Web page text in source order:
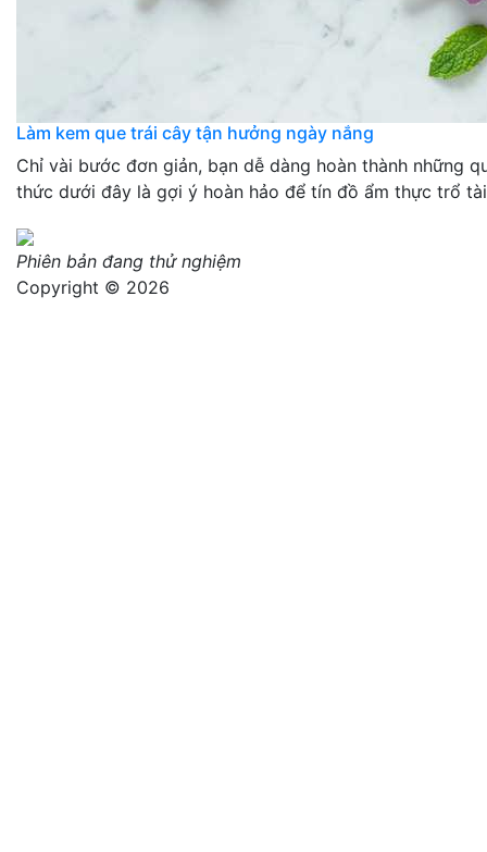
Làm kem que trái cây tận hưởng ngày nắng
Chỉ vài bước đơn giản, bạn dễ dàng hoàn thành những
thức dưới đây là gợi ý hoàn hảo để tín đồ ẩm thực trổ
Phiên bản đang thử nghiệm
Copyright © 2026